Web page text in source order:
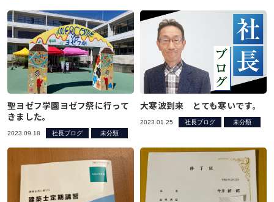
聖ヨゼフ学園ヨゼフ祭に行って
きました。
2023.09.18 社長ブログ 未分類
大寒波到来 とても寒いです。
2023.01.25 社長ブログ 未分類